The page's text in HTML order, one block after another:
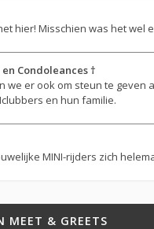
hier! Misschien was het wel
Condoleances †
we er ook om steun te
en hun familie.
MINI-rijders zich
MEET & GREETS